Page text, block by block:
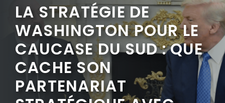
LA STRATÉGIE DE
WASHINGTON POUR LE
CAUCASE DU SUD : QUE
CACHE SON
PARTENARIAT